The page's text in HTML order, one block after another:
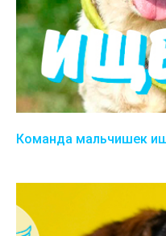
Команда мальчишек